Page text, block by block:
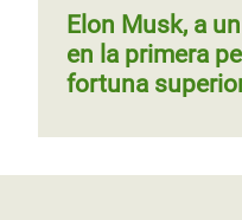
Elon Musk, a
en la primera
fortuna